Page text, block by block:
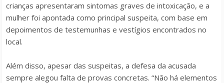
crianças apresentaram sintomas graves de intoxicação, e a
mulher foi apontada como principal suspeita, com base em
depoimentos de testemunhas e vestígios encontrados no
local.
Além disso, apesar das suspeitas, a defesa da acusada
sempre alegou falta de provas concretas. “Não há elementos